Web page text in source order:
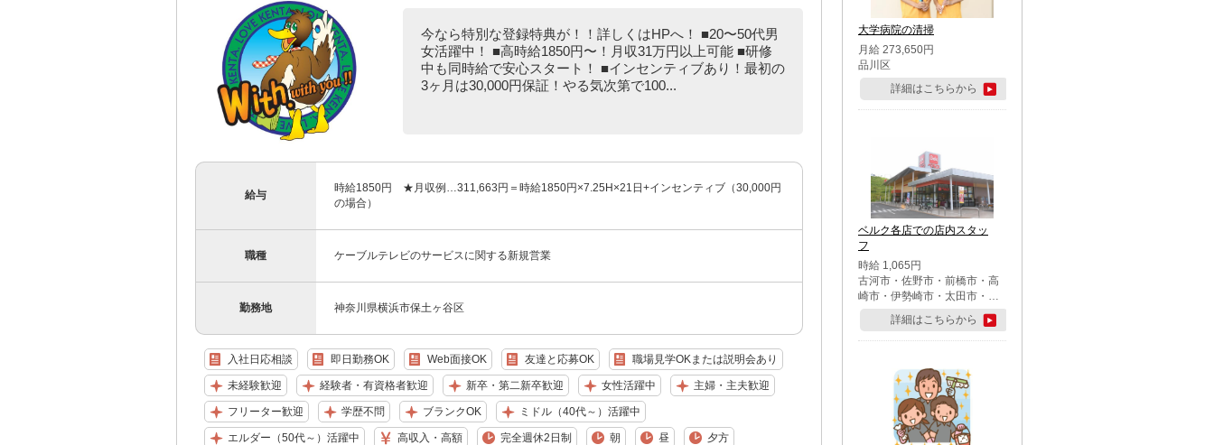
今なら特別な登録特典が！！詳しくはHPへ！ ■20〜50代男
女活躍中！ ■高時給1850円〜！月収31万円以上可能 ■研修
中も同時給で安心スタート！ ■インセンティブあり！最初の
3ヶ月は30,000円保証！やる気次第で100...
給与
時給1850円 ★月収例…311,663円＝時給1850円×7.25H×21日+インセンティブ（30,000円
の場合）
職種 ケーブルテレビのサービスに関する新規営業
勤務地 神奈川県横浜市保土ヶ谷区
入社日応相談 即日勤務OK Web面接OK 友達と応募OK 職場見学OKまたは説明会あり
未経験歓迎 経験者・有資格者歓迎 新卒・第二新卒歓迎 女性活躍中 主婦・主夫歓迎
フリーター歓迎 学歴不問 ブランクOK ミドル（40代～）活躍中
エルダー（50代～）活躍中 高収入・高額 完全週休2日制 朝 昼 夕方
大学病院の清掃
月給 273,650円
品川区
詳細はこちらから
ベルク各店での店内スタッ
フ
時給 1,065円
古河市・佐野市・前橋市・高
崎市・伊勢崎市・太田市・館
林市・藤岡市・大泉町・さい
たま市北区・川越市・熊谷
市・行田市・秩父市・所沢
市・鶴ケ島市・千葉市中央
区・市川市・松戸市・習志野
市・柏市・流山市・八千代
市・足立区・江戸川区・八王
子市・町田市
詳細はこちらから